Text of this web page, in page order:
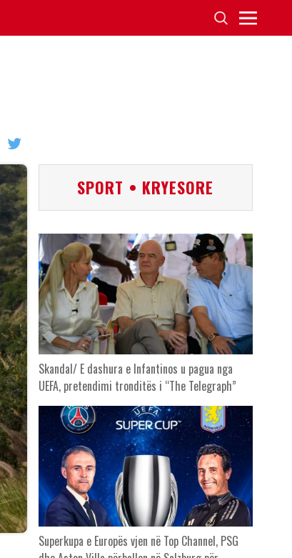
SPORT • KRYESORE
Skandal/ E dashura e Infantinos u pagua nga
UEFA, pretendimi tronditës i “The Telegraph”
Superkupa e Europës vjen në Top Channel, PSG